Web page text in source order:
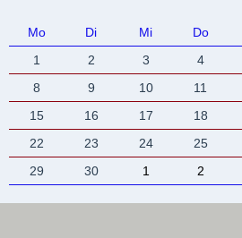
Mo Di Mi Do
1
2 3 4
8
9 10 11
15
16 17 18
22
23 24 25
29
30 1 2